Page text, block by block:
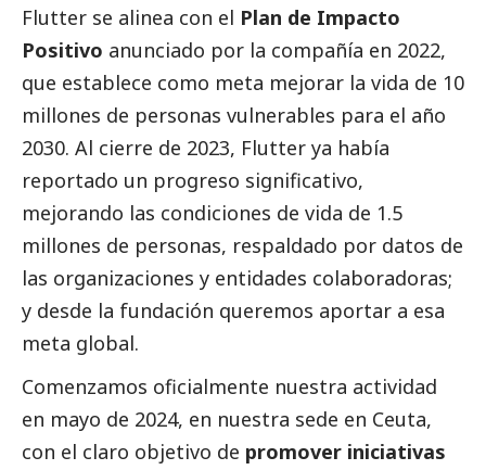
Flutter se alinea con el Plan de Impacto
Positivo anunciado por la compañía en 2022,
que establece como meta mejorar la vida de 10
millones de personas vulnerables para el año
2030. Al cierre de 2023, Flutter ya había
reportado un progreso significativo,
mejorando las condiciones de vida de 1.5
millones de personas, respaldado por datos de
las organizaciones y entidades colaboradoras;
y desde la fundación queremos aportar a esa
meta global.
Comenzamos oficialmente nuestra actividad
en mayo de 2024, en nuestra sede en Ceuta,
con el claro objetivo de promover iniciativas